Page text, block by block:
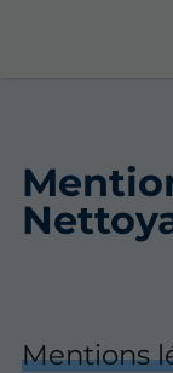
Mentions